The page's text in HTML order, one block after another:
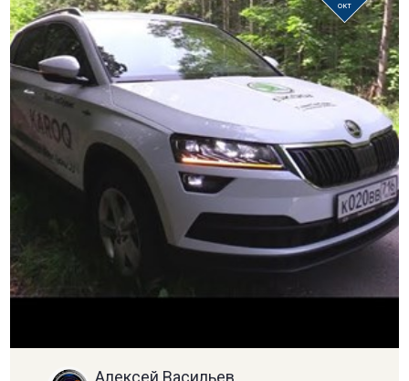
окт
Алексей Васильев